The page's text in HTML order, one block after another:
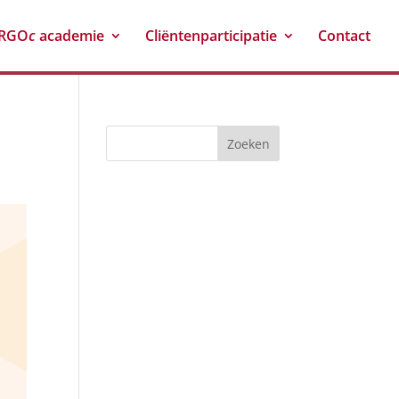
cacademie Cliëntenparticipatie Contact